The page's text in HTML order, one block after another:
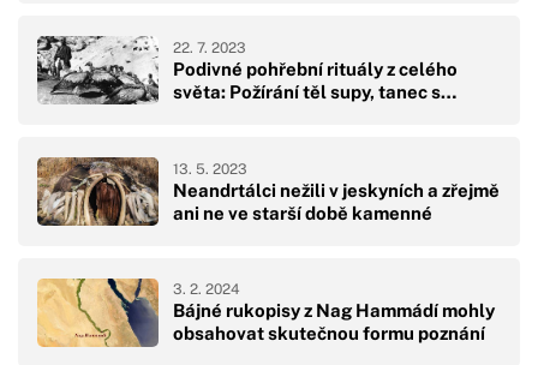
Podivné pohřební rituály z celého
světa: Požírání těl supy, tanec s…
22. 7. 2023
Neandrtálci nežili v jeskyních a zřejmě
ani ne ve starší době kamenné
13. 5. 2023
Bájné rukopisy z Nag Hammádí mohly
obsahovat skutečnou formu poznání
3. 2. 2024